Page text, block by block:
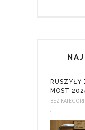
RUSZYŁY
MOST
BEZ KATEGORII